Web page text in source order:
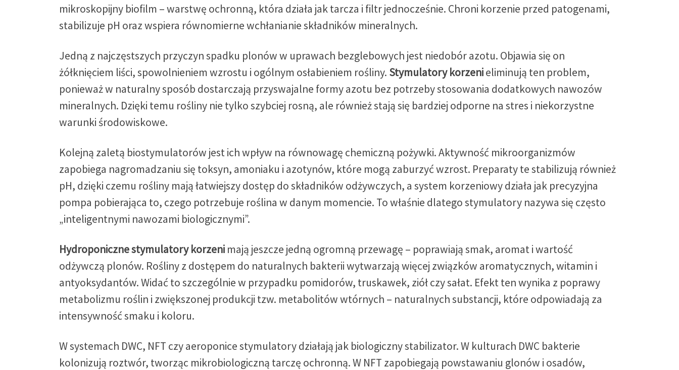
mikroskopijny biofilm – warstwę ochronną, która działa jak tarcza i filtr jednocześnie. Chroni korzenie przed patogenami,
stabilizuje pH oraz wspiera równomierne wchłanianie składników mineralnych.
Jedną z najczęstszych przyczyn spadku plonów w uprawach bezglebowych jest niedobór azotu. Objawia się on
żółknięciem liści, spowolnieniem wzrostu i ogólnym osłabieniem rośliny. Stymulatory korzenieliminują ten problem,
ponieważ w naturalny sposób dostarczają przyswajalne formy azotu bez potrzeby stosowania dodatkowych nawozów
mineralnych. Dzięki temu rośliny nie tylko szybciej rosną, ale również stają się bardziej odporne na stres i niekorzystne
warunki środowiskowe.
Kolejną zaletą biostymulatorów jest ich wpływ na równowagę chemiczną pożywki. Aktywność mikroorganizmów
zapobiega nagromadzaniu się toksyn, amoniaku i azotynów, które mogą zaburzyć wzrost. Preparaty te stabilizują również
pH, dzięki czemu rośliny mają łatwiejszy dostęp do składników odżywczych, a system korzeniowy działa jak precyzyjna
pompa pobierająca to, czego potrzebuje roślina w danym momencie. To właśnie dlatego stymulatory nazywa się często
„inteligentnymi nawozami biologicznymi”.
Hydroponiczne stymulatory korzeni mają jeszcze jedną ogromną przewagę – poprawiają smak, aromat i wartość
odżywczą plonów. Rośliny z dostępem do naturalnych bakterii wytwarzają więcej związków aromatycznych, witamin i
antyoksydantów. Widać to szczególnie w przypadku pomidorów, truskawek, ziół czy sałat. Efekt ten wynika z poprawy
metabolizmu roślin i zwiększonej produkcji tzw. metabolitów wtórnych – naturalnych substancji, które odpowiadają za
intensywność smaku i koloru.
W systemach DWC, NFT czy aeroponice stymulatory działają jak biologiczny stabilizator. W kulturach DWC bakterie
kolonizują roztwór, tworząc mikrobiologiczną tarczę ochronną. W NFT zapobiegają powstawaniu glonów i osadów,